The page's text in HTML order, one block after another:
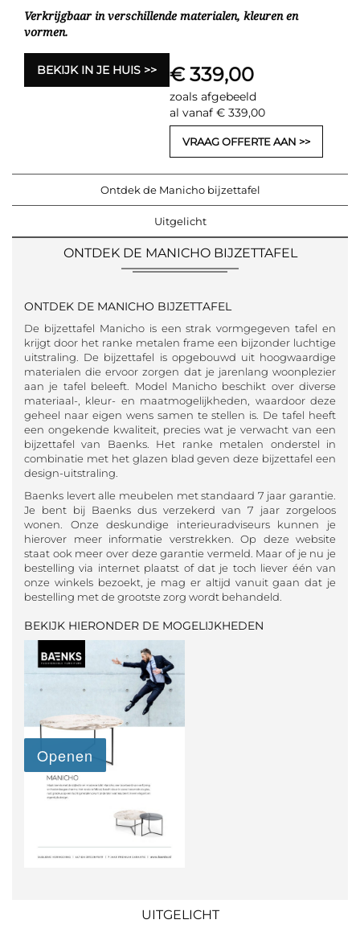
Verkrijgbaar in verschillende materialen, kleuren en
vormen.
BEKIJK IN JE HUIS € 339,00
zoals afgebeeld
al vanaf € 339,00
VRAAG OFFERTE AAN
Ontdek de Manicho bijzettafel
Uitgelicht
ONTDEK DE MANICHO BIJZETTAFEL
ONTDEK DE MANICHO BIJZETTAFEL
De bijzettafel Manicho is een strak vormgegeven tafel en
krijgt door het ranke metalen frame een bijzonder luchtige
uitstraling. De bijzettafel is opgebouwd uit hoogwaardige
materialen die ervoor zorgen dat je jarenlang woonplezier
aan je tafel beleeft. Model Manicho beschikt over diverse
materiaal-, kleur- en maatmogelijkheden, waardoor deze
geheel naar eigen wens samen te stellen is. De tafel heeft
een ongekende kwaliteit, precies wat je verwacht van een
bijzettafel van Baenks. Het ranke metalen onderstel in
combinatie met het glazen blad geven deze bijzettafel een
design-uitstraling.
Baenks levert alle meubelen met standaard 7 jaar garantie.
Je bent bij Baenks dus verzekerd van 7 jaar zorgeloos
wonen. Onze deskundige interieuradviseurs kunnen je
hierover meer informatie verstrekken. Op deze website
staat ook meer over deze garantie vermeld. Maar of je nu je
bestelling via internet plaatst of dat je toch liever één van
onze winkels bezoekt, je mag er altijd vanuit gaan dat je
bestelling met de grootste zorg wordt behandeld.
BEKIJK HIERONDER DE MOGELIJKHEDEN
UITGELICHT